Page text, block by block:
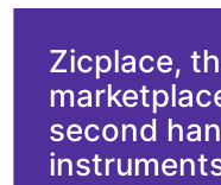
Zicplace,
second